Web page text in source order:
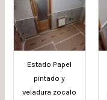
Estado Papel
pintado y
veladura zocalo